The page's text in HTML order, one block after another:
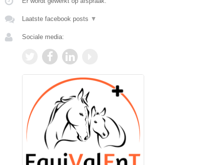
Laatste facebook posts ▼
Sociale media: